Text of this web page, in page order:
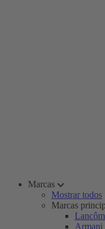
Marcas
Mostrar todos
Marcas
Armani